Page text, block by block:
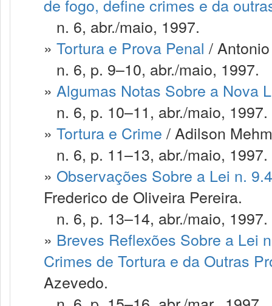
de fogo, define crimes e da
n. 6, abr./maio, 1997.
» Tortura e Prova Penal /
n. 6, p. 9–10, abr./maio, 1997.
» Algumas Notas Sobre a Nova
n. 6, p. 10–11, abr./maio, 1997.
» Tortura e Crime / Adilson
n. 6, p. 11–13, abr./maio, 1997.
» Observações Sobre a Lei n.
Frederico de Oliveira Pereira.
n. 6, p. 13–14, abr./maio, 1997.
» Breves Reflexões Sobre a Lei
Crimes de Tortura e da Outras
Azevedo.